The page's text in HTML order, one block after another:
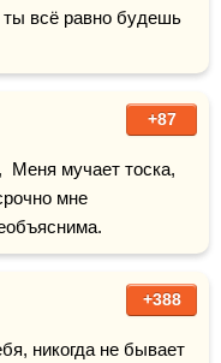
всё равно будешь
+87
,  Меня мучает тоска,
мне
+388
никогда не бывает